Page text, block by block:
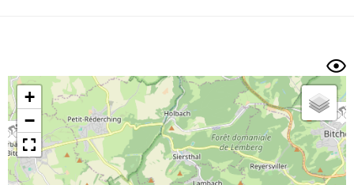
Trier par
Horodatage Photos
+
−